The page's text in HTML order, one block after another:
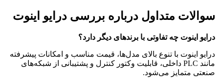
سوالات متداول درباره بررسی درایو اینوت
درایو اینوت چه تفاوتی با برندهای دیگر دارد؟
درایو اینوت با تنوع بالای مدل‌ها، قیمت مناسب و امکانات پیشرفته
مانند PLC داخلی، قابلیت وکتور کنترل و پشتیبانی از شبکه‌های
صنعتی متمایز می‌شود.